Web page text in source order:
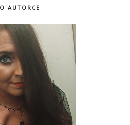
O AUTORCE